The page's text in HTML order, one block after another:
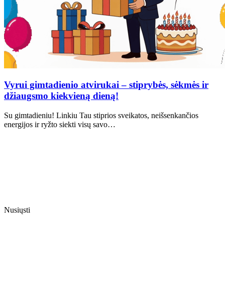
Vyrui gimtadienio atvirukai – stiprybės, sėkmės ir
džiaugsmo kiekvieną dieną!
Su gimtadieniu! Linkiu Tau stiprios sveikatos, neišsenkančios
energijos ir ryžto siekti visų savo…
Nusiųsti